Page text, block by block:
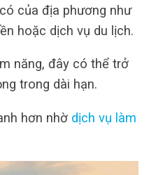
của địa phương như
hoặc dịch vụ du lịch.
năng, đây có thể trở
trong dài hạn.
hơn nhờ dịch vụ làm